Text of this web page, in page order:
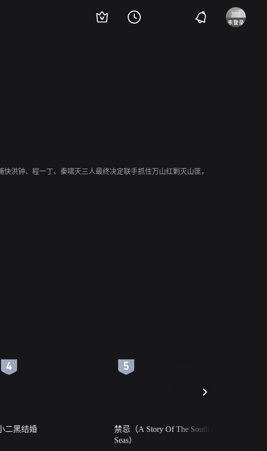
洪钟、程一丁、秦啸天三人最终决定联手抓住万山红剿灭山匪，
二黑结婚
禁忌（A Story Of The South
Seas）